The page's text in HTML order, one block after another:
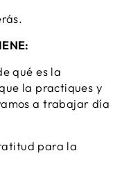
qué es la
la practiques y
a trabajar día
para la